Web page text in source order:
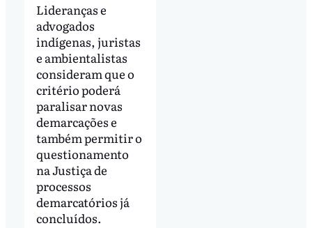
Lideranças e
advogados
indígenas, juristas
e ambientalistas
consideram que o
critério poderá
paralisar novas
demarcações e
também permitir o
questionamento
na Justiça de
processos
demarcatórios já
concluídos.